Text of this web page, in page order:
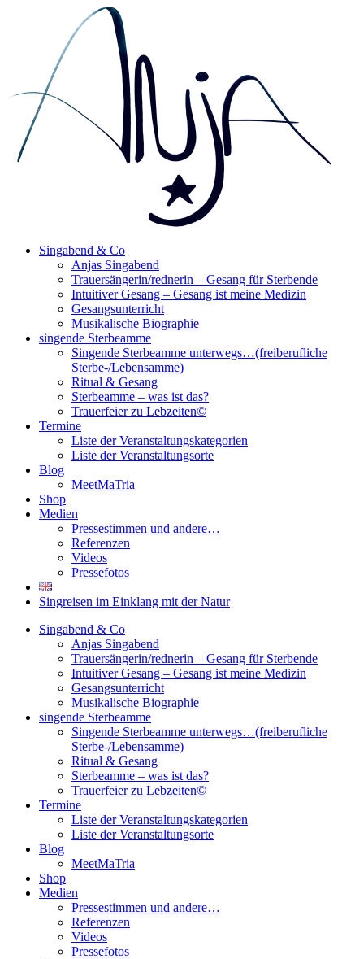
Anjas Welt
Singende Sterbeamme
Singabend & Co
Anjas Singabend
Trauersängerin/rednerin – Gesang für Sterbende
Intuitiver Gesang – Gesang ist meine Medizin
Gesangsunterricht
Musikalische Biographie
singende Sterbeamme
Singende Sterbeamme unterwegs…(freiberufliche
Sterbe-/Lebensamme)
Ritual & Gesang
Sterbeamme – was ist das?
Trauerfeier zu Lebzeiten©
Termine
Liste der Veranstaltungskategorien
Liste der Veranstaltungsorte
Blog
MeetMaTria
Shop
Medien
Pressestimmen und andere…
Referenzen
Videos
Pressefotos
Singreisen im Einklang mit der Natur
Singabend & Co
Anjas Singabend
Trauersängerin/rednerin – Gesang für Sterbende
Intuitiver Gesang – Gesang ist meine Medizin
Gesangsunterricht
Musikalische Biographie
singende Sterbeamme
Singende Sterbeamme unterwegs…(freiberufliche
Sterbe-/Lebensamme)
Ritual & Gesang
Sterbeamme – was ist das?
Trauerfeier zu Lebzeiten©
Termine
Liste der Veranstaltungskategorien
Liste der Veranstaltungsorte
Blog
MeetMaTria
Shop
Medien
Pressestimmen und andere…
Referenzen
Videos
Pressefotos